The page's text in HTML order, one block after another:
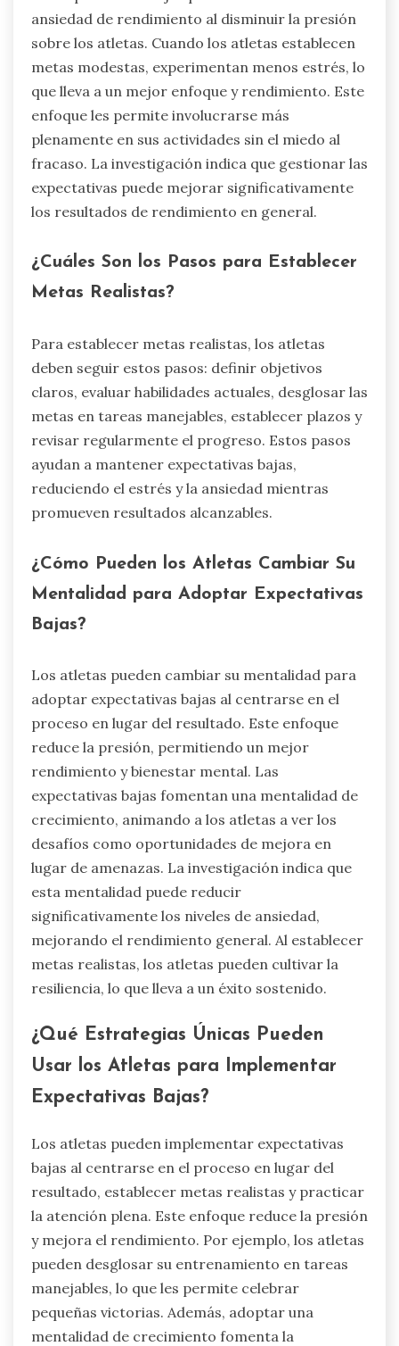
ansiedad de rendimiento al disminuir la presión
sobre los atletas. Cuando los atletas establecen
metas modestas, experimentan menos estrés, lo
que lleva a un mejor enfoque y rendimiento. Este
enfoque les permite involucrarse más
plenamente en sus actividades sin el miedo al
fracaso. La investigación indica que gestionar las
expectativas puede mejorar significativamente
los resultados de rendimiento en general.
¿Cuáles Son los Pasos para Establecer
Metas Realistas?
Para establecer metas realistas, los atletas
deben seguir estos pasos: definir objetivos
claros, evaluar habilidades actuales, desglosar las
metas en tareas manejables, establecer plazos y
revisar regularmente el progreso. Estos pasos
ayudan a mantener expectativas bajas,
reduciendo el estrés y la ansiedad mientras
promueven resultados alcanzables.
¿Cómo Pueden los Atletas Cambiar Su
Mentalidad para Adoptar Expectativas
Bajas?
Los atletas pueden cambiar su mentalidad para
adoptar expectativas bajas al centrarse en el
proceso en lugar del resultado. Este enfoque
reduce la presión, permitiendo un mejor
rendimiento y bienestar mental. Las
expectativas bajas fomentan una mentalidad de
crecimiento, animando a los atletas a ver los
desafíos como oportunidades de mejora en
lugar de amenazas. La investigación indica que
esta mentalidad puede reducir
significativamente los niveles de ansiedad,
mejorando el rendimiento general. Al establecer
metas realistas, los atletas pueden cultivar la
resiliencia, lo que lleva a un éxito sostenido.
¿Qué Estrategias Únicas Pueden
Usar los Atletas para Implementar
Expectativas Bajas?
Los atletas pueden implementar expectativas
bajas al centrarse en el proceso en lugar del
resultado, establecer metas realistas y practicar
la atención plena. Este enfoque reduce la presión
y mejora el rendimiento. Por ejemplo, los atletas
pueden desglosar su entrenamiento en tareas
manejables, lo que les permite celebrar
pequeñas victorias. Además, adoptar una
mentalidad de crecimiento fomenta la